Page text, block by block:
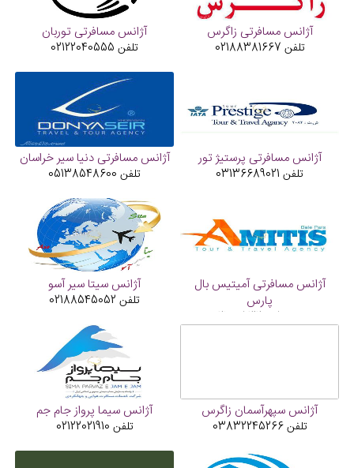
آژانس مسافرتی زاگرس
تلفن 02188381667
آژانس مسافرتی توربان
تلفن 02122040555
آژانس مسافرتی پرستیژ تور
تلفن 03136689021
آژانس مسافرتی دنیا سیر خراسان
تلفن 05138548600
آژانس مسافرتی آمیتیس بال
پارس
02188532885
آژانس سیتا سیر آسو
تلفن 02188545052
آژانس سپهرآسمان زاگرس
تلفن03832245266
آژانس سیما پرواز جام جم
تلفن 02122021910